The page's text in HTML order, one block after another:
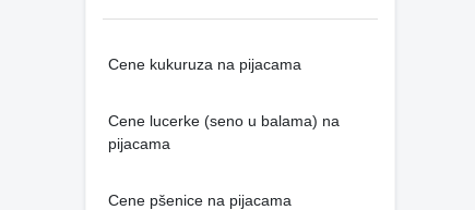
Cene kukuruza na pijacama
Cene lucerke (seno u balama) na
pijacama
Cene pšenice na pijacama